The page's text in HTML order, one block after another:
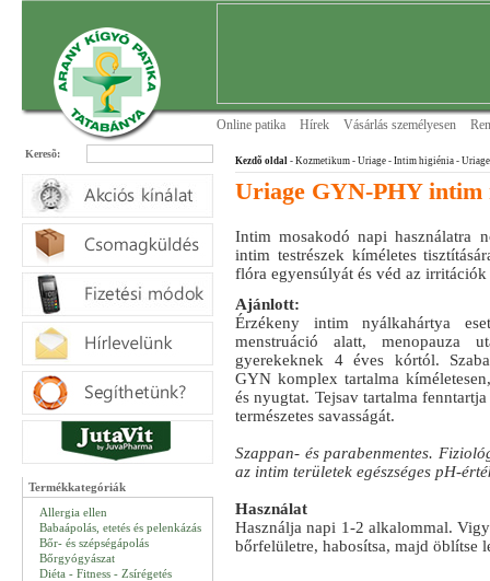
Online patika Hírek Vásárlás személyesen
Keresõ:
Termékkategóriák
Allergia ellen
Babaápolás, etetés és pelenkázás
Bőr- és szépségápolás
Bőrgyógyászat
Diéta - Fitness - Zsírégetés
Kezdõ oldal - Kozmetikum - Uriage - Intim higiénia -
Uriage GYN-PHY intim
Intim mosakodó napi használatra
intim testrészek kíméletes
flóra egyensúlyát és véd az
Ajánlott:
Érzékeny intim nyálkahártya
menstruáció alatt, menopauza
gyerekeknek 4 éves kórtól.
GYN komplex tartalma
és nyugtat. Tejsav tartalma
természetes savasságát.
Szappan- és parabenmentes.
az intim területek egészséges pH-
Használat
Használja napi 1-2 alkalommal.
bőrfelületre, habosítsa, majd öblítse